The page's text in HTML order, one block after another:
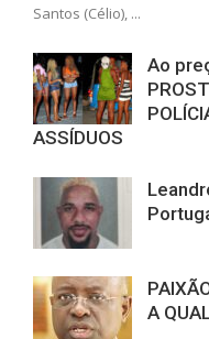
Santos (Célio), ...
Ao
ASSÍDUOS
A